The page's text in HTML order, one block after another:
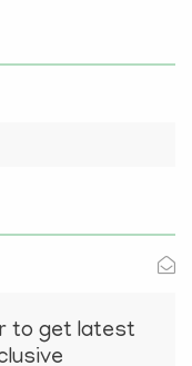
to get latest